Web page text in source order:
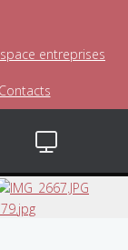
entreprises